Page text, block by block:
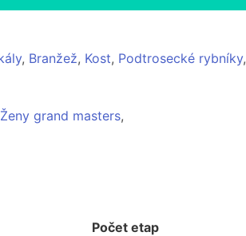
, Branžež, Kost, Podtrosecké rybníky,
Ženy grand masters,
Počet etap